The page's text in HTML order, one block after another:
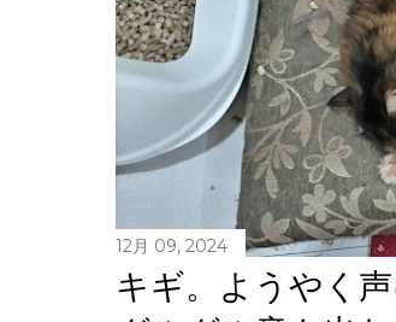
12月 09, 2024
キギ。ようやく